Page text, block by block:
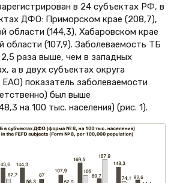
в 24 субъектах РФ, в
ДФО: Приморском крае (208,7),
области (144,3), Хабаровском крае
области (107,9). Заболеваемость ТБ
раза выше, чем в западных
а в двух субъектах округа
показатель заболеваемости
был выше
на 100 тыс. населения) (рис. 1).